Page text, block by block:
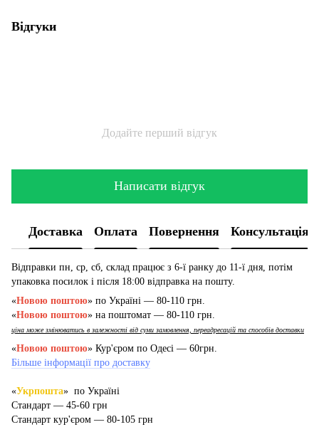
Відгуки
Додайте перший відгук
Написати відгук
Доставка Оплата Повернення Консультація
Відправки пн, ср, сб, склад працює з 6-ї ранку до 11-ї дня, потім
упаковка посилок і після 18:00 відправка на пошту.
«Новою поштою» по Україні — 80-110 грн.
«Новою поштою» на поштомат — 80-110 грн.
ціна може змінюватись в залежності від суми замовлення, переадресацій та способів доставки
«Новою поштою» Кур'єром по Одесі — 60грн.
Більше інформації про доставку
«Укрпошта» по Україні
Стандарт — 45-60 грн
Стандарт кур'єром — 80-105 грн